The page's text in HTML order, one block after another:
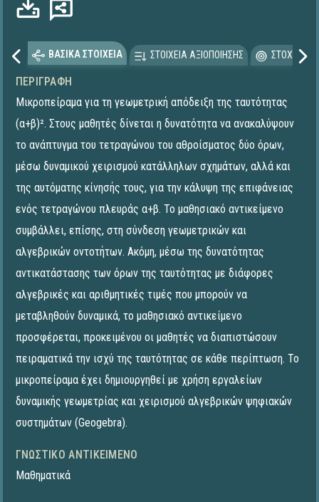
ΒΑΣΙΚΑ ΣΤΟΙΧΕΙΑ ΣΤΟΙΧΕΙΑ ΑΞΙΟΠΟΙΗΣΗΣ
ΠΕΡΙΓΡΑΦΉ
Μικροπείραμα για τη γεωμετρική απόδειξη της ταυτότητας
(α+β)². Στους μαθητές δίνεται η δυνατότητα να ανακαλύψουν
τo ανάπτυγμα του τετραγώνου του αθροίσματος δύο όρων,
μέσω δυναμικού χειρισμού κατάλληλων σχημάτων, αλλά και
της αυτόματης κίνησής τους, για την κάλυψη της επιφάνειας
ενός τετραγώνου πλευράς α+β. Το μαθησιακό αντικείμενο
συμβάλλει, επίσης, στη σύνδεση γεωμετρικών και
αλγεβρικών οντοτήτων. Ακόμη, μέσω της δυνατότητας
αντικατάστασης των όρων της ταυτότητας με διάφορες
αλγεβρικές και αριθμητικές τιμές που μπορούν να
μεταβληθούν δυναμικά, το μαθησιακό αντικείμενο
προσφέρεται, προκειμένου οι μαθητές να διαπιστώσουν
πειραματικά την ισχύ της ταυτότητας σε κάθε περίπτωση. To
μικροπείραμα έχει δημιουργηθεί με χρήση εργαλείων
δυναμικής γεωμετρίας και χειρισμού αλγεβρικών ψηφιακών
συστημάτων (Geogebra).
ΓΝΩΣΤΙΚΌ ΑΝΤΙΚΕΊΜΕΝΟ
Μαθηματικά